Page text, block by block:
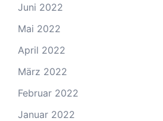
Juni 2022
Mai 2022
April 2022
März 2022
Februar 2022
Januar 2022